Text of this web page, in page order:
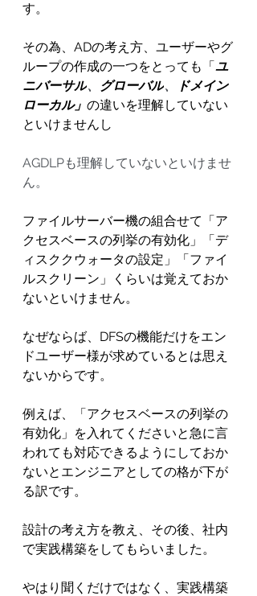
す。
その為、ADの考え方、ユーザーやグ
ループの作成の一つをとっても「ユ
ニバーサル、 グローバル、
ドメイン
ローカル」 の違いを理解していない
といけませんし
AGDLPも理解していないといけませ
ん。
ファイルサーバー機の組合せて「ア
クセスベースの列挙の有効化」「デ
ィスククウォータの設定」「ファイ
ルスクリーン」くらいは覚えておか
ないといけません。
なぜならば、DFSの機能だけをエン
ドユーザー様が求めているとは思え
ないからです。
例えば、「アクセスベースの列挙の
有効化」を入れてくださいと急に言
われても対応できるようにしておか
ないとエンジニアとしての格が下が
る訳です。
設計の考え方を教え、その後、社内
で実践構築をしてもらいました。
やはり聞くだけではなく、実践構築